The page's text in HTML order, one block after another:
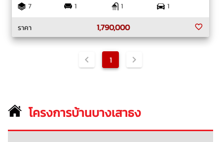
7
1 1
1
ราคา
1,790,000
1
โครงการบ้านบางเสาธง